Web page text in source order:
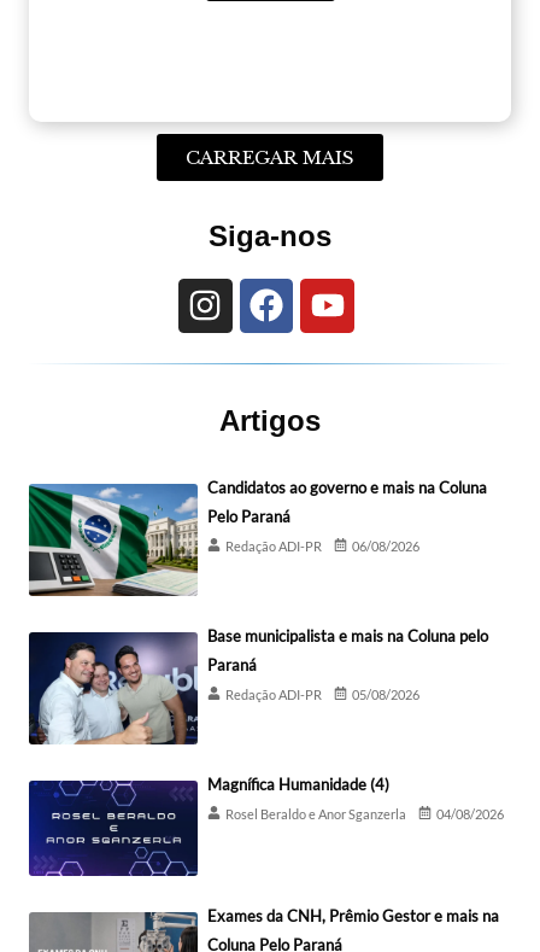
CARREGAR MAIS
Siga-nos
Artigos
Candidatos ao governo e mais na Coluna
Pelo Paraná
Redação ADI-PR 06/08/2026
Base municipalista e mais na Coluna pelo
Paraná
Redação ADI-PR 05/08/2026
Magnífica Humanidade (4)
Rosel Beraldo e Anor Sganzerla 04/08/2026
Exames da CNH, Prêmio Gestor e mais na
Coluna Pelo Paraná